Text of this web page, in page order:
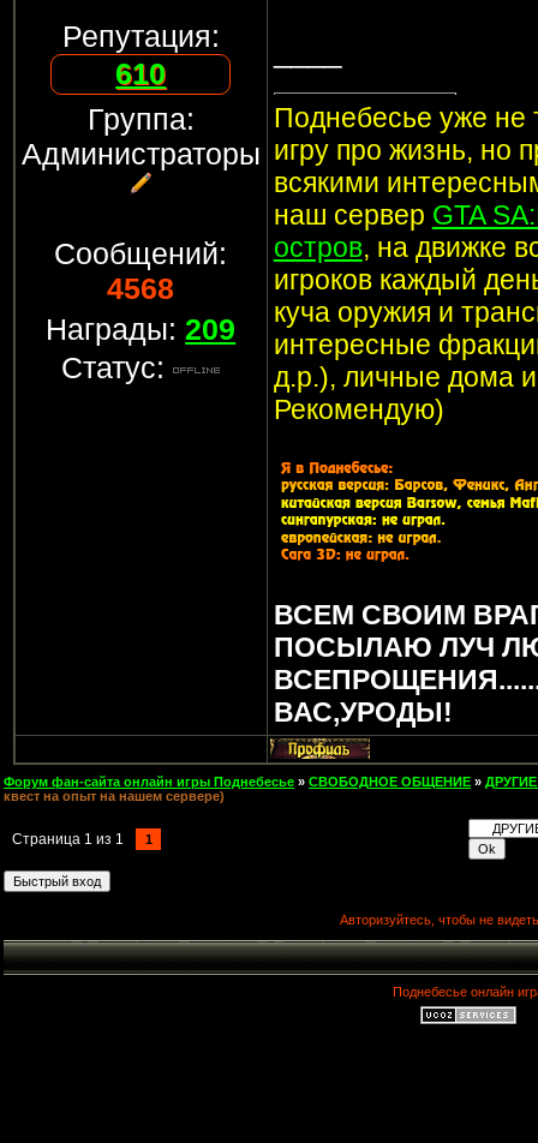
Репутация:
610
Группа:
Администраторы
Сообщений:
4568
Награды:209
Статус:
Поднебесье уже не
игру про жизнь, но
всякими
наш сервер GTA
остров, на движке
игроков каждый
куча оружия и
интересные
д.р.), личные дома
Рекомендую)
ВСЕМ СВОИМ
ПОСЫЛАЮ ЛУЧ
ВАС,УРОДЫ!
Форум фан-сайта онлайн игры Поднебесье » СВОБОДНОЕ ОБЩЕНИЕ »
квест на опыт на нашем сервере)
Страница 1 из 1 1
Авторизуйтесь, чтобы не
Поднебесье онлайн